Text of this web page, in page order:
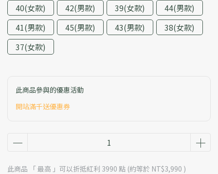
40(女款)
42(男款) 39(女款)
44(男款)
41(男款)
45(男款) 43(男款)
38(女款)
37(女款)
此商品參與的優惠活動
開站滿千送優惠券
此商品 「 最高 」可以折抵紅利 3990 點 (約等於 NT$3,990 )